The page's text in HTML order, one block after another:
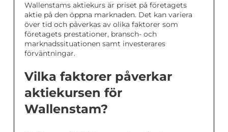
Wallenstams aktiekurs är priset på företagets
aktie på den öppna marknaden. Det kan variera
över tid och påverkas av olika faktorer som
företagets prestationer, bransch- och
marknadssituationen samt investerares
förväntningar.
Vilka faktorer påverkar
aktiekursen för
Wallenstam?